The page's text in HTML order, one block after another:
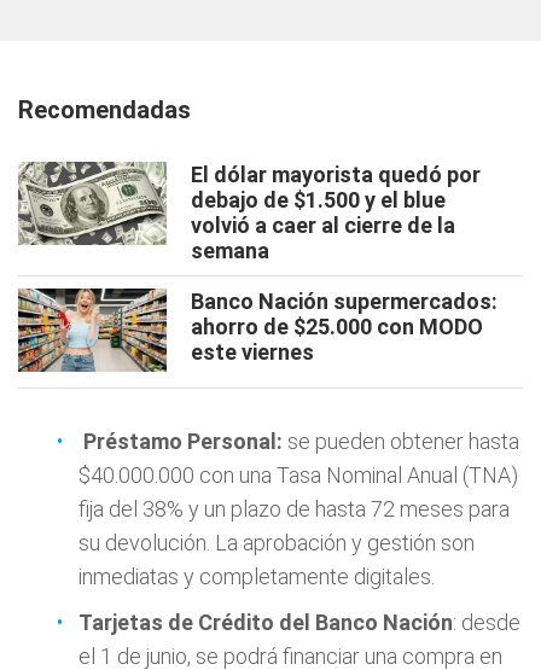
Recomendadas
El dólar mayorista quedó por
debajo de $1.500 y el blue
volvió a caer al cierre de la
semana
Banco Nación supermercados:
ahorro de $25.000 con MODO
este viernes
Préstamo Personal: se pueden obtener hasta
$40.000.000 con una Tasa Nominal Anual (TNA)
fija del 38% y un plazo de hasta 72 meses para
su devolución. La aprobación y gestión son
inmediatas y completamente digitales.
Tarjetas de Crédito del Banco Nación: desde
el 1 de junio, se podrá financiar una compra en